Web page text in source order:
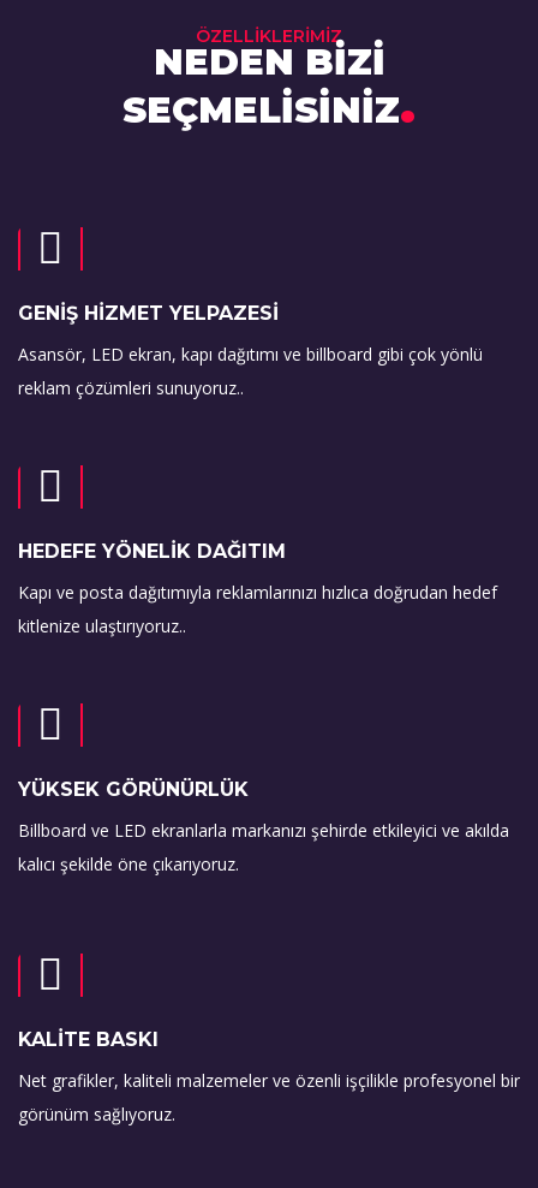
ÖZELLİKLERİMİZ
NEDEN BİZİ
SEÇMELİSİNİZ.
GENİŞ HİZMET YELPAZESİ
Asansör, LED ekran, kapı dağıtımı ve billboard gibi çok yönlü
reklam çözümleri sunuyoruz..
HEDEFE YÖNELİK DAĞITIM
Kapı ve posta dağıtımıyla reklamlarınızı hızlıca doğrudan hedef
kitlenize ulaştırıyoruz..
YÜKSEK GÖRÜNÜRLÜK
Billboard ve LED ekranlarla markanızı şehirde etkileyici ve akılda
kalıcı şekilde öne çıkarıyoruz.
KALİTE BASKI
Net grafikler, kaliteli malzemeler ve özenli işçilikle profesyonel bir
görünüm sağlıyoruz.